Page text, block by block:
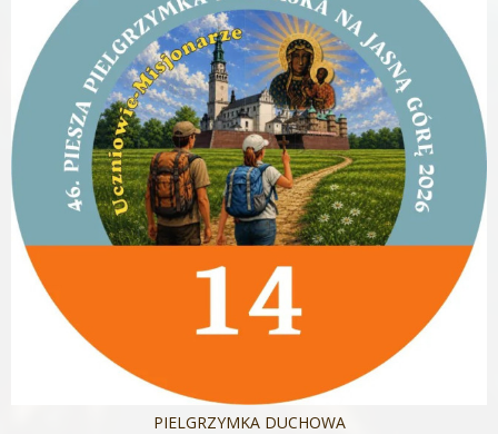
PIELGRZYMKA DUCHOWA